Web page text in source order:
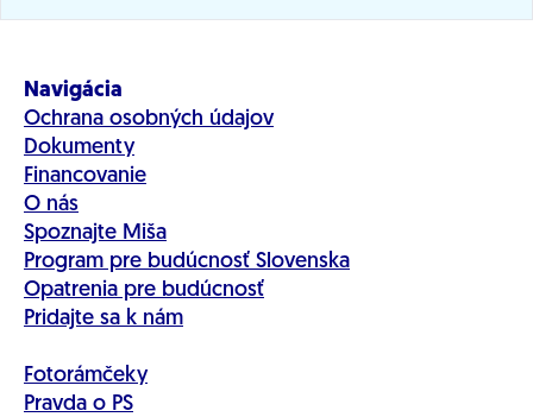
Navigácia
Ochrana osobných údajov
Dokumenty
Financovanie
O nás
Spoznajte Miša
Program pre budúcnosť Slovenska
Opatrenia pre budúcnosť
Pridajte sa k nám
Fotorámčeky
Pravda o PS